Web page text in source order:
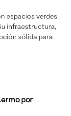
espacios verdes
infraestructura,
sólida para
por